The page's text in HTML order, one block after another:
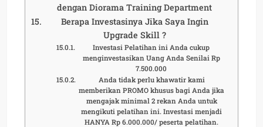
dengan Diorama Training Department
Berapa Investasinya Jika Saya Ingin
Upgrade Skill ?
Investasi Pelatihan ini Anda cukup
menginvestasikan Uang Anda Senilai Rp
7.500.000
Anda tidak perlu khawatir kami
memberikan PROMO khusus bagi Anda jika
mengajak minimal 2 rekan Anda untuk
mengikuti pelatihan ini. Investasi menjadi
HANYA Rp 6.000.000/ peserta pelatihan.